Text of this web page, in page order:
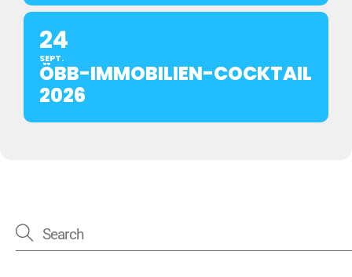
24
SEPT.
ÖBB-IMMOBILIEN-COCKTAIL
2026